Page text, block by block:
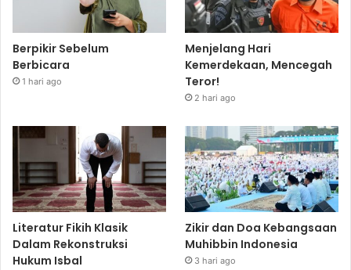
Berpikir Sebelum
Berbicara
1 hari ago
Menjelang Hari
Kemerdekaan, Mencegah
Teror!
2 hari ago
Literatur Fikih Klasik
Dalam Rekonstruksi
Hukum Isbal
Zikir dan Doa Kebangsaan
Muhibbin Indonesia
3 hari ago